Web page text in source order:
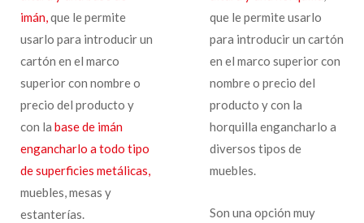
imán,que le permite
usarlo para introducir un
cartón en el marco
superior con nombre o
precio del producto y
con la base de imán
engancharlo a todo tipo
de superficies metálicas,
muebles, mesas y
estanterías.
que le permite usarlo
para introducir un cartón
en el marco superior con
nombre o precio del
producto y con la
horquilla engancharlo a
diversos tipos de
muebles.
Son una opción muy